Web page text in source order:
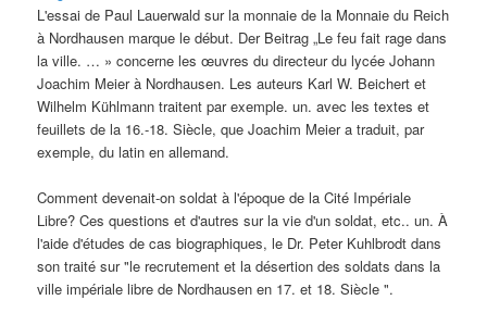
L'essai de Paul Lauerwald sur la monnaie de la Monnaie du Reich
à Nordhausen marque le début. Der Beitrag „Le feu fait rage dans
la ville. … » concerne les œuvres du directeur du lycée Johann
Joachim Meier à Nordhausen. Les auteurs Karl W. Beichert et
Wilhelm Kühlmann traitent par exemple. un. avec les textes et
feuillets de la 16.-18. Siècle, que Joachim Meier a traduit, par
exemple, du latin en allemand.
Comment devenait-on soldat à l'époque de la Cité Impériale
Libre? Ces questions et d'autres sur la vie d'un soldat, etc.. un. À
l'aide d'études de cas biographiques, le Dr. Peter Kuhlbrodt dans
son traité sur "le recrutement et la désertion des soldats dans la
ville impériale libre de Nordhausen en 17. et 18. Siècle ".